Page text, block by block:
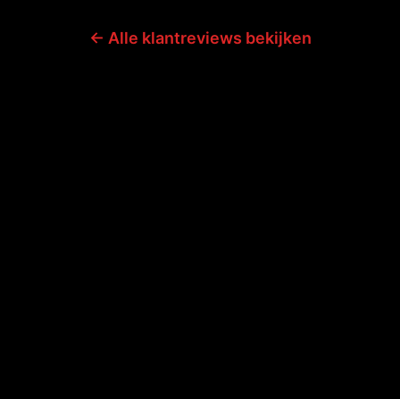
← Alle klantreviews bekijken